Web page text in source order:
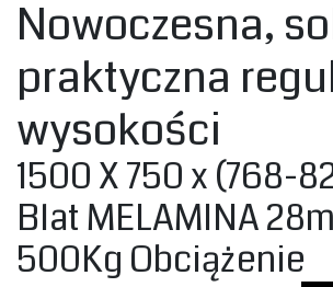
Nowoczesna,
praktyczna ‎
wysokości ‎
‎1500 X 750 x (768-
Blat MELAMINA
500Kg Obciążenie‎